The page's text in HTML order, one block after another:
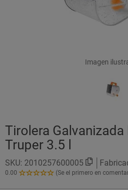
Imagen
Tirolera Galvanizada
Truper 3.5 l
SKU: 2010257600005
0.00
0.00
(Se el primero en